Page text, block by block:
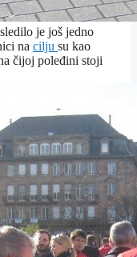
je još jedno
na cilju su kao
čijoj poleđini stoji